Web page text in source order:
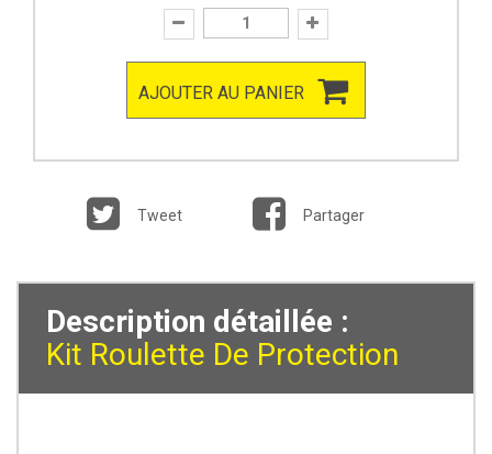
AJOUTER AU PANIER
Tweet Partager
Description détaillée :
Kit Roulette De Protection